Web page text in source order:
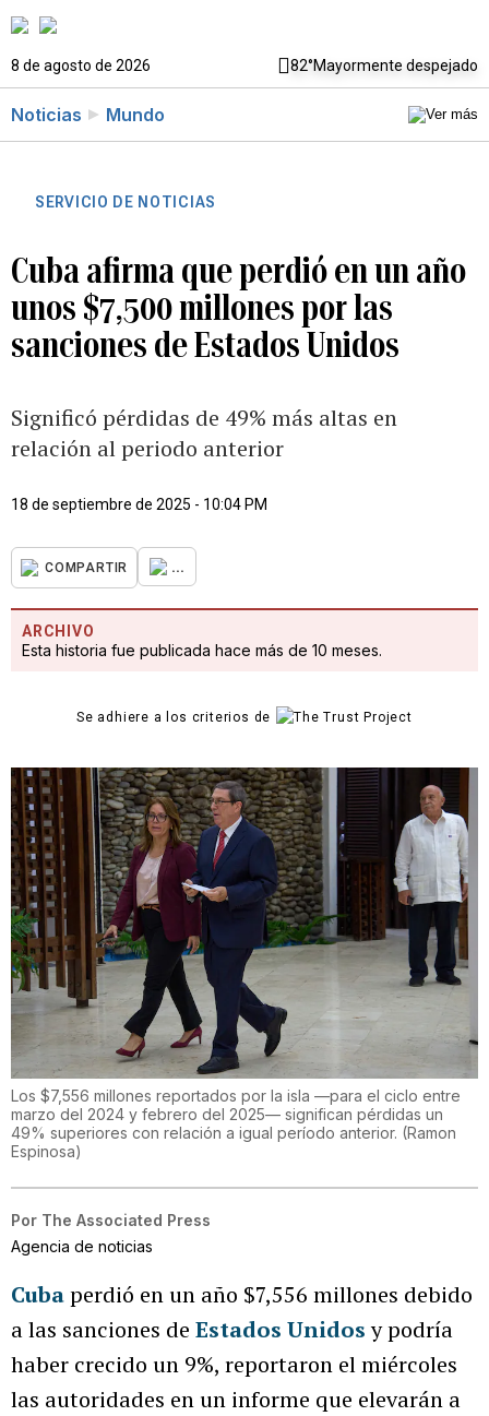
8 de agosto de 2026 82°Mayormente despejado
Noticias Mundo
SERVICIO DE NOTICIAS
Cuba afirma que perdió en un año
unos $7,500 millones por las
sanciones de Estados Unidos
Significó pérdidas de 49% más altas en
relación al periodo anterior
18 de septiembre de 2025 - 10:04 PM
COMPARTIR ...
ARCHIVO
Esta historia fue publicada hace más de 10 meses.
Se adhiere a los criterios de
Los $7,556 millones reportados por la isla —para el ciclo entre
marzo del 2024 y febrero del 2025— significan pérdidas un
49% superiores con relación a igual período anterior. (Ramon
Espinosa)
Por The Associated Press
Agencia de noticias
Cubaperdió en un año $7,556 millones debido
a las sanciones de Estados Unidosy podría
haber crecido un 9%, reportaron el miércoles
las autoridades en un informe que elevarán a